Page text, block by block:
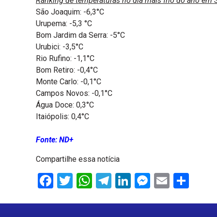
São Joaquim: -6,3°C
Urupema: -5,3 °C
Bom Jardim da Serra: -5°C
Urubici: -3,5°C
Rio Rufino: -1,1°C
Bom Retiro: -0,4°C
Monte Carlo: -0,1°C
Campos Novos: -0,1°C
Água Doce: 0,3°C
Itaiópolis: 0,4°C
Fonte: ND+
Compartilhe essa notícia
Facebook
Twitter
WhatsApp
Telegram
LinkedIn
Messenger
Email